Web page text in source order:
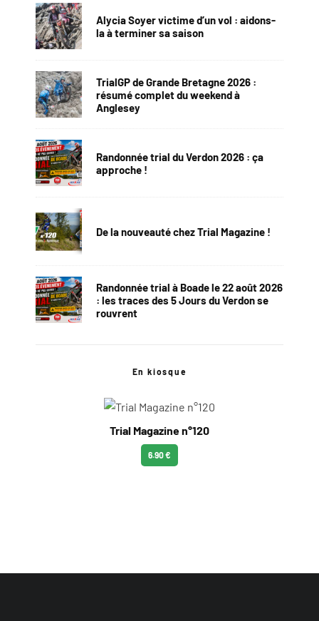
Alycia Soyer victime d’un vol : aidons-
la à terminer sa saison
TrialGP de Grande Bretagne 2026 :
résumé complet du weekend à
Anglesey
Randonnée trial du Verdon 2026 : ça
approche !
De la nouveauté chez Trial Magazine !
Randonnée trial à Boade le 22 août 2026
: les traces des 5 Jours du Verdon se
rouvrent
En kiosque
Trial Magazine n°120
6.90 €